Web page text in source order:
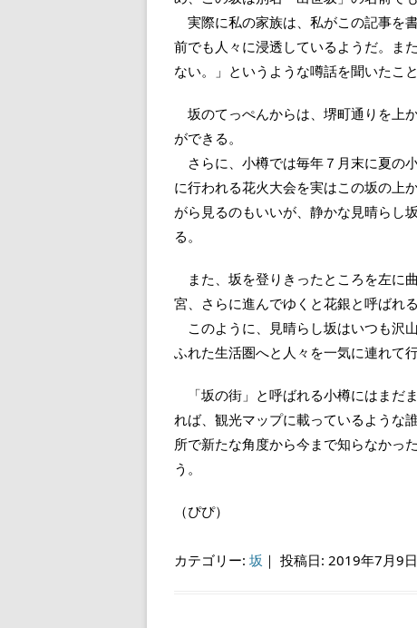
実際に私の家族は、私がこの記事を
前でも人々に浸透しているようだ。ま
ない。」というような噂話を聞いたこと
坂のてっぺんからは、堺町通りを上
ができる。
さらに、小樽では毎年７月末に夏の
に行われる花火大会を実はこの坂の上
がら見るのもいいが、静かな見晴らし
る。
また、坂を登りきったところを左に
宮、さらに進んでゆくと花銀と呼ばれ
このように、見晴らし坂はいつも沢
ふれた生活圏へと人々を一気に連れて
「坂の街」と呼ばれる小樽にはまだ
れば、観光マップに載っているような
所で新たな角度から今まで知らなかっ
う。
（ぴぴ）
カテゴリー: 坂 ｜ 投稿日: 2019年7月9日